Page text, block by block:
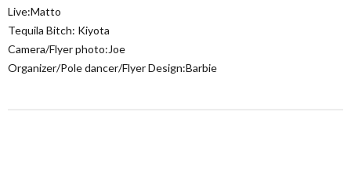
Live:Matto
Tequila Bitch: Kiyota
Camera/Flyer photo:Joe
Organizer/Pole dancer/Flyer Design:Barbie